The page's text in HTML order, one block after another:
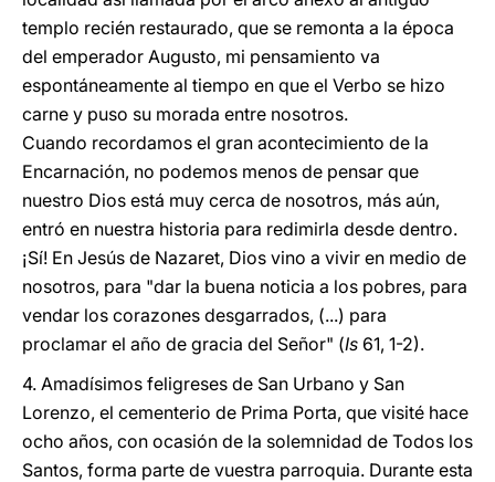
templo recién restaurado, que se remonta a la época
del emperador Augusto, mi pensamiento va
espontáneamente al tiempo en que el Verbo se hizo
carne y puso su morada entre nosotros.
Cuando recordamos el gran acontecimiento de la
Encarnación, no podemos menos de pensar que
nuestro Dios está muy cerca de nosotros, más aún,
entró en nuestra historia para redimirla desde dentro.
¡Sí! En Jesús de Nazaret, Dios vino a vivir en medio de
nosotros, para "dar la buena noticia a los pobres, para
vendar los corazones desgarrados, (...) para
proclamar el año de gracia del Señor" (Is 61, 1-2).
4. Amadísimos feligreses de San Urbano y San
Lorenzo, el cementerio de Prima Porta, que visité hace
ocho años, con ocasión de la solemnidad de Todos los
Santos, forma parte de vuestra parroquia. Durante esta